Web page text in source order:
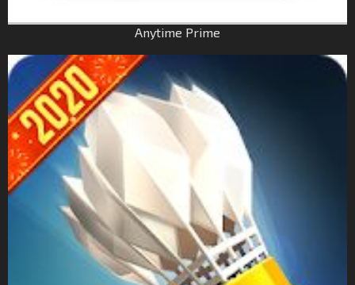
Anytime Prime